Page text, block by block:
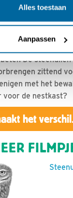
Alles toestaan
Aanpassen
dit filmpje|
1192x
De
zittend
met het
voor de nestkast?
het